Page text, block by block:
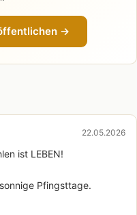
→
22.05.2026
ist LEBEN!
Pfingsttage.